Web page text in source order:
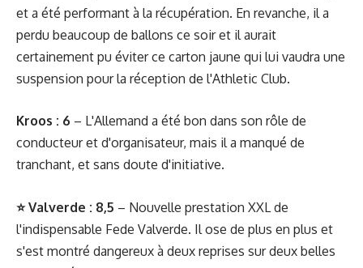
et a été performant à la récupération. En revanche, il a
perdu beaucoup de ballons ce soir et il aurait
certainement pu éviter ce carton jaune qui lui vaudra une
suspension pour la réception de l'Athletic Club.
Kroos : 6 – L'Allemand a été bon dans son rôle de
conducteur et d'organisateur, mais il a manqué de
tranchant, et sans doute d'initiative.
⭐ Valverde : 8,5 – Nouvelle prestation XXL de
l'indispensable Fede Valverde. Il ose de plus en plus et
s'est montré dangereux à deux reprises sur deux belles